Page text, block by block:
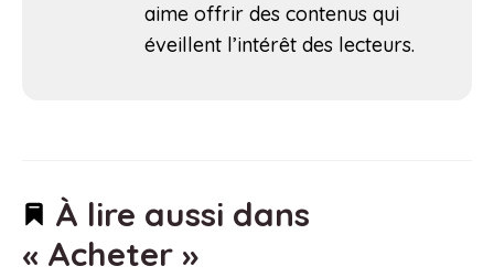
aime offrir des contenus qui
éveillent l’intérêt des lecteurs.
À lire aussi dans
« Acheter »